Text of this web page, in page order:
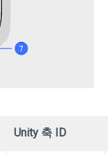
Unity 축 ID